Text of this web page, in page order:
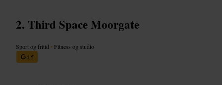
Third Space Moorgate
Sport og fritid • Fitness og studio
4,5